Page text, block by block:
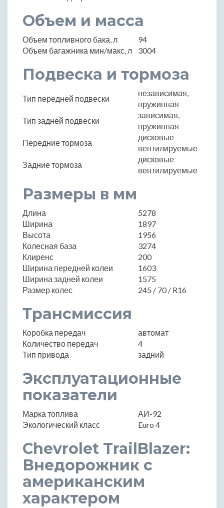
Объем и масса
Объем топливного бака, л
94
Объем багажника мин/макс, л
3004
Подвеска и тормоза
Тип передней подвески
независимая,
пружинная
Тип задней подвески
зависимая,
пружинная
Передние тормоза
дисковые
вентилируемые
Задние тормоза
дисковые
вентилируемые
Размеры в мм
Длина
5278
Ширина
1897
Высота
1956
Колесная база
3274
Клиренс
200
Ширина передней колеи
1603
Ширина задней колеи
1575
Размер колес
245 / 70 / R16
Трансмиссия
Коробка передач
автомат
Количество передач
4
Тип привода
задний
Эксплуатационные
показатели
Марка топлива
АИ-92
Экологический класс
Euro 4
Chevrolet TrailBlazer:
Внедорожник с
американским
характером